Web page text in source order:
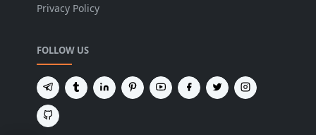
Privacy Policy
FOLLOW US